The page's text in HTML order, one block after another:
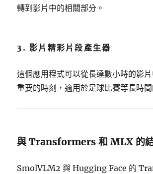
轉到影片中的相關部分。
3. 影片精彩片段產生器
這個應用程式可以從長達數小時的影
重要的時刻，適用於足球比賽等長時間
與 Transformers 和 MLX 的
SmolVLM2 與 Hugging Face 的